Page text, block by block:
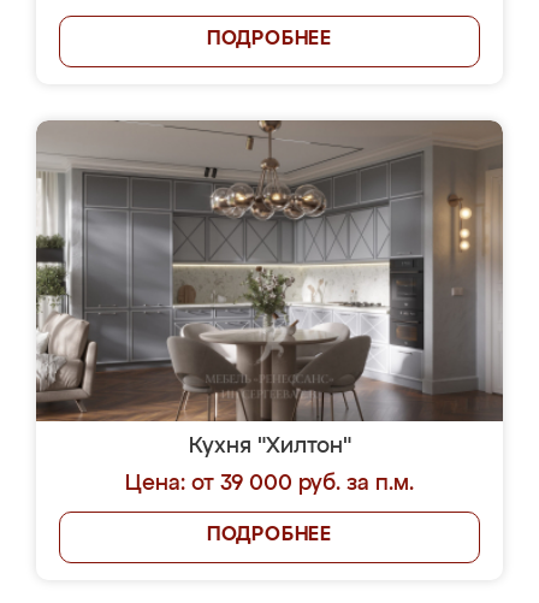
ПОДРОБНЕЕ
Кухня "Хилтон"
Цена: от 39 000 руб. за п.м.
ПОДРОБНЕЕ